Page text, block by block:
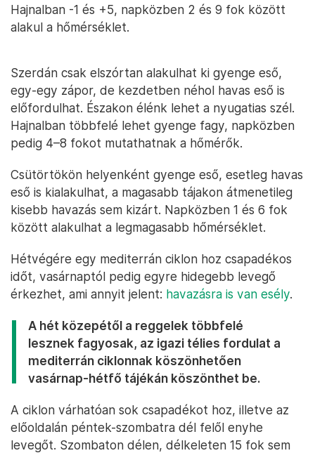
Hajnalban -1 és +5, napközben 2 és 9 fok között
alakul a hőmérséklet.
Szerdán csak elszórtan alakulhat ki gyenge eső,
egy-egy zápor, de kezdetben néhol havas eső is
előfordulhat. Északon élénk lehet a nyugatias szél.
Hajnalban többfelé lehet gyenge fagy, napközben
pedig 4–8 fokot mutathatnak a hőmérők.
Csütörtökön helyenként gyenge eső, esetleg havas
eső is kialakulhat, a magasabb tájakon átmenetileg
kisebb havazás sem kizárt. Napközben 1 és 6 fok
között alakulhat a legmagasabb hőmérséklet.
Hétvégére egy mediterrán ciklon hoz csapadékos
időt, vasárnaptól pedig egyre hidegebb levegő
érkezhet, ami annyit jelent: havazásra is van esély.
A hét közepétől a reggelek többfelé
lesznek fagyosak, az igazi télies fordulat a
mediterrán ciklonnak köszönhetően
vasárnap-hétfő tájékán köszönthet be.
A ciklon várhatóan sok csapadékot hoz, illetve az
előoldalán péntek-szombatra dél felől enyhe
levegőt. Szombaton délen, délkeleten 15 fok sem